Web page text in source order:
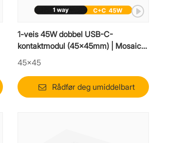
1-veis 45W dobbel USB-C-
kontaktmodul (45x45mm) | Mosaic-
ladeinnsats for høy hastighet
45×45
Rådfør deg umiddelbart